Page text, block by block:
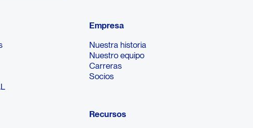
Empresa
Nuestra historia
Nuestro equipo
Carreras
Socios
Recursos